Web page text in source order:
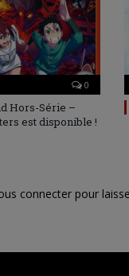
0
Hors-Série –
est disponible !
connecter pour